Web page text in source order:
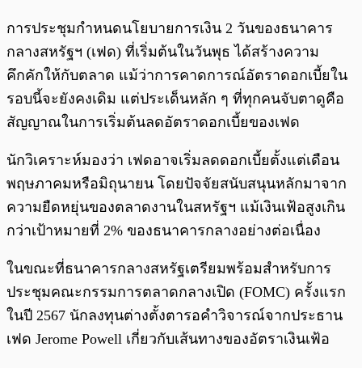
การประชุมกำหนดนโยบายการเงิน 2 วันของธนาคาร
กลางสหรัฐฯ (เฟด) ที่เริ่มต้นในวันพุธ ได้สร้างความ
คึกคักให้กับตลาด แม้ว่าการคาดการณ์อัตราดอกเบี้ยใน
รอบนี้จะยังคงเดิม แต่ประเด็นหลัก ๆ ที่ทุกคนจับตาดูคือ
สัญญาณในการเริ่มต้นลดอัตราดอกเบี้ยของเฟด
นักวิเคราะห์มองว่า เฟดอาจเริ่มลดดอกเบี้ยตั้งแต่เดือน
พฤษภาคมหรือมิถุนายน โดยปัจจัยสนับสนุนหลักมาจาก
ความยืดหยุ่นของตลาดงานในสหรัฐฯ แม้เงินเฟ้อสูงเกิน
กว่าเป้าหมายที่ 2% ของธนาคารกลางอย่างต่อเนื่อง
ในขณะที่ธนาคารกลางสหรัฐเตรียมพร้อมสำหรับการ
ประชุมคณะกรรมการตลาดกลางเปิด (FOMC) ครั้งแรก
ในปี 2567 นักลงทุนต่างตั้งตารอคำวิจารณ์จากประธาน
เฟด Jerome Powell เกี่ยวกับเส้นทางของอัตราเงินเฟ้อ